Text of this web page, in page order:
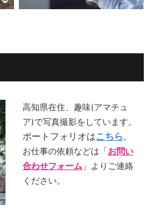
高知県在住、趣味(アマチュ
ア)で写真撮影をしています。
ポートフォリオはこちら。
お仕事の依頼などは「お問い
合わせフォーム 」よりご連絡
ください。